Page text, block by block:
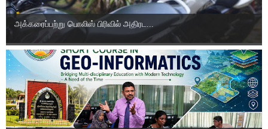
அக்கரைப்பற்று பொலிஸ் பிரிவில் அதிரட...